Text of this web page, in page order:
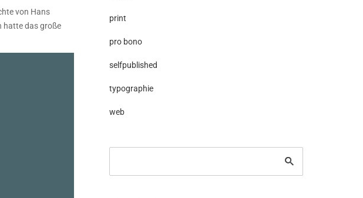
von Hans
hatte das große
print
pro bono
selfpublished
typographie
web